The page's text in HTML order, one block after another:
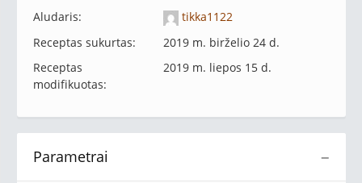
Aludaris:
tikka1122
Receptas sukurtas:
2019 m. birželio 24 d.
Receptas
modifikuotas:
2019 m. liepos 15 d.
−
Parametrai